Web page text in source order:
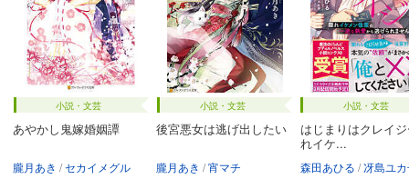
小説・文芸
あやかし鬼嫁婚姻譚
朧月あき セカイメグル
小説・文芸
後宮悪女は逃げ出したい
朧月あき 宵マチ
小説・文芸
はじまりはクレイ
れイケ...
森田あひる 冴島ユ